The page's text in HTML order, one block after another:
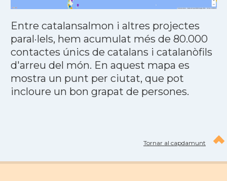
Entre catalansalmon i altres projectes
paral·lels, hem acumulat més de 80.000
contactes únics de catalans i catalanòfils
d'arreu del món. En aquest mapa es
mostra un punt per ciutat, que pot
incloure un bon grapat de persones.
Tornar al capdamunt